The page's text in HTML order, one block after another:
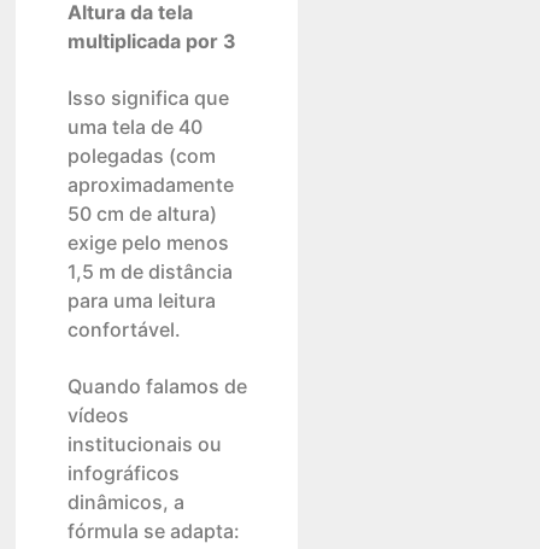
Altura da tela
multiplicada por 3
Isso significa que
uma tela de 40
polegadas (com
aproximadamente
50 cm de altura)
exige pelo menos
1,5 m de distância
para uma leitura
confortável.
Quando falamos de
vídeos
institucionais ou
infográficos
dinâmicos, a
fórmula se adapta: